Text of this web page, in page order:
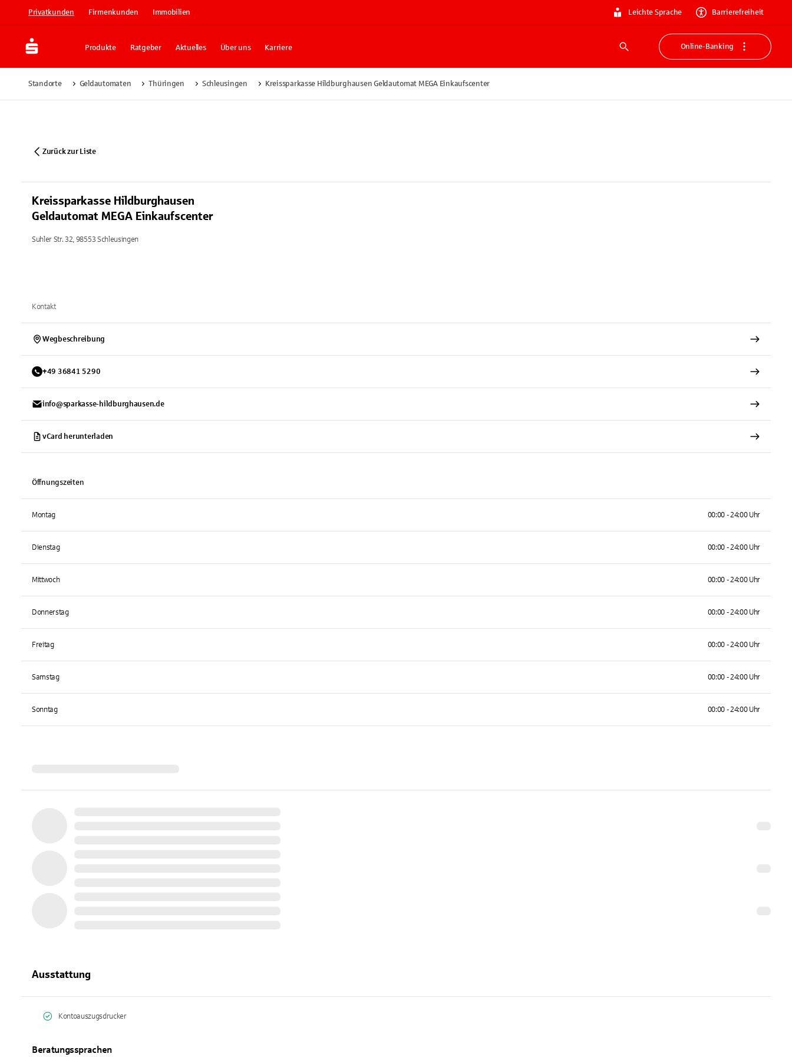
Privatkunden Firmenkunden Immobilien Leichte Sprache Barrierefreiheit
Produkte Ratgeber Aktuelles Über uns Karriere
Suche
Online-Banking
Standorte Geldautomaten Thüringen Schleusingen Kreissparkasse Hildburghausen Geldautomat MEGA Einkaufscenter
Zurück zur Liste
Kreissparkasse Hildburghausen
Geldautomat MEGA Einkaufscenter
Suhler Str. 32, 98553 Schleusingen
Kontakt
Wegbeschreibung
+49 36841 5290
info@sparkasse-hildburghausen.de
vCard herunterladen
Öffnungszeiten
Montag 00:00 - 24:00 Uhr
Dienstag 00:00 - 24:00 Uhr
Mittwoch 00:00 - 24:00 Uhr
Donnerstag 00:00 - 24:00 Uhr
Freitag 00:00 - 24:00 Uhr
Samstag 00:00 - 24:00 Uhr
Sonntag 00:00 - 24:00 Uhr
Ausstattung
Kontoauszugsdrucker
Beratungssprachen